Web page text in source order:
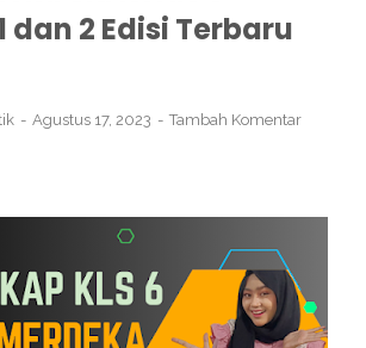
dan 2 Edisi Terbaru
Agustus 17, 2023 Tambah Komentar